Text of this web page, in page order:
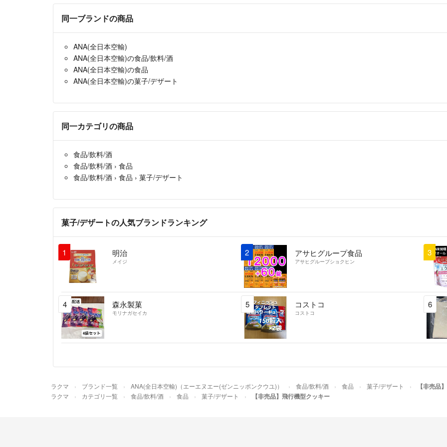
同一ブランドの商品
ANA(全日本空輸)
ANA(全日本空輸)の食品/飲料/酒
ANA(全日本空輸)の食品
ANA(全日本空輸)の菓子/デザート
同一カテゴリの商品
食品/飲料/酒
食品/飲料/酒 › 食品
食品/飲料/酒 › 食品 › 菓子/デザート
菓子/デザートの人気ブランドランキング
1 明治
メイジ
2 アサヒグループ食品
アサヒグループショクヒン
3
4 森永製菓
モリナガセイカ
5 コストコ
コストコ
6
ラクマ ブランド一覧 ANA(全日本空輸)（エーエヌエー(ゼンニッポンクウユ)） 食品/飲料/酒 食品 菓子/デザート 【非売品
ラクマ カテゴリ一覧 食品/飲料/酒 食品 菓子/デザート 【非売品】飛行機型クッキー